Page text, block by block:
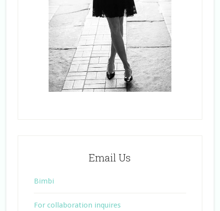
Email Us
Bimbi
For collaboration inquires